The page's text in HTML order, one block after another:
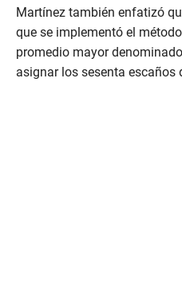
Martínez también enfatizó
que se implementó el
promedio mayor
asignar los sesenta